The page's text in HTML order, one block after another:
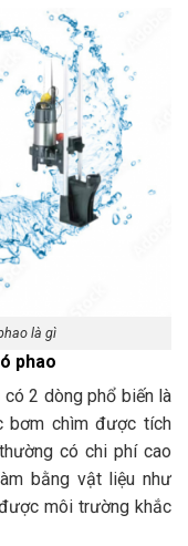
là gì
phao
2 dòng phổ biến là
bơm chìm được tích
có chi phí cao
bằng vật liệu như
môi trường khắc